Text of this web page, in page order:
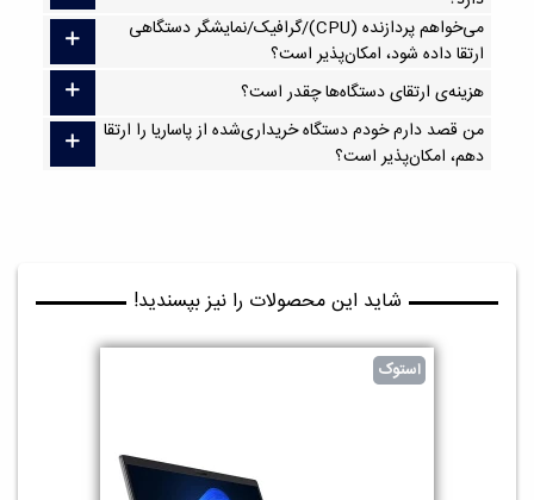
می‌خواهم پردازنده (CPU)/گرافیک/نمایشگر دستگاهی
ارتقا داده شود، امکان‌پذیر است؟
هزینه‌ی ارتقای دستگاه‌ها چقدر است؟
من قصد دارم خودم دستگاه خریداری‌شده از پاساریا را ارتقا
دهم، امکان‌پذیر است؟
شاید این محصولات را نیز بپسندید!
استوک